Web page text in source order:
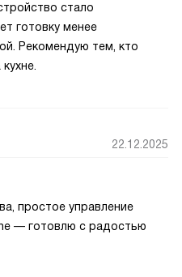
стало
готовку менее
Рекомендую тем, кто
22.12.2025
простое управление
— готовлю с радостью